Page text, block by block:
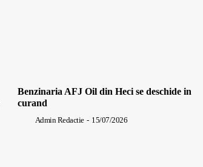
Benzinaria AFJ Oil din Heci se deschide in
curand
Admin Redactie - 15/07/2026